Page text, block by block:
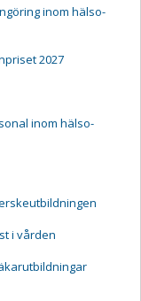
inom hälso-
2027
inom hälso-
i vården